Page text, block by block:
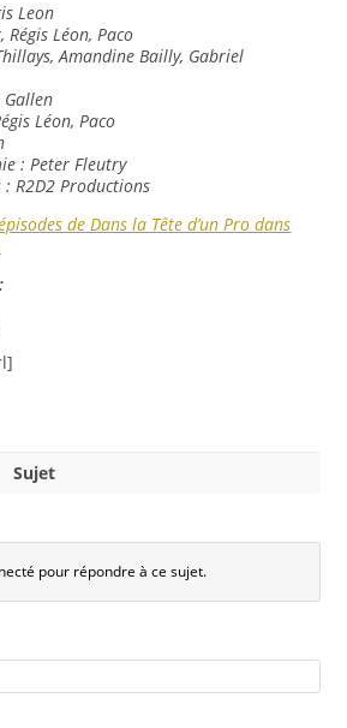
Leon
Léon, Paco
Amandine Bailly, Gabriel
Léon, Paco
: Peter Fleutry
: R2D2 Productions
de Dans la Tête d’un Pro dans
Sujet
pour répondre à ce sujet.